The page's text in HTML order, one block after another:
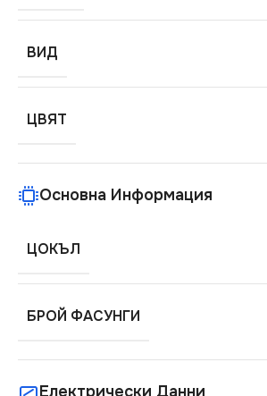
ВИД
ЦВЯТ
Основна Информация
ЦОКЪЛ
БРОЙ ФАСУНГИ
Електрически Данни